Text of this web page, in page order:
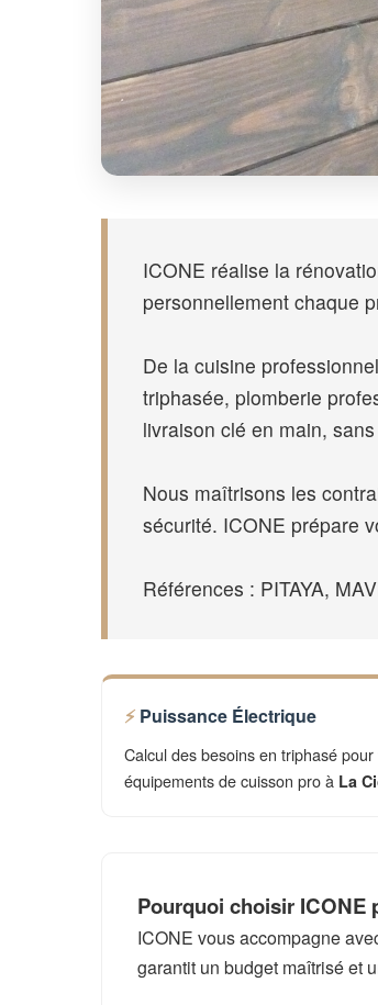
ICONE réalise la
personnellement chaque
De la cuisine
triphasée, plomberie
livraison clé en main,
Nous maîtrisons les
sécurité. ICONE prépare
Références : PITAYA,
Puissance Électrique
Calcul des besoins en triphasé pour
équipements de cuisson pro à La
Pourquoi choisir ICONE
ICONE vous accompagne
garantit un budget maîtrisé et